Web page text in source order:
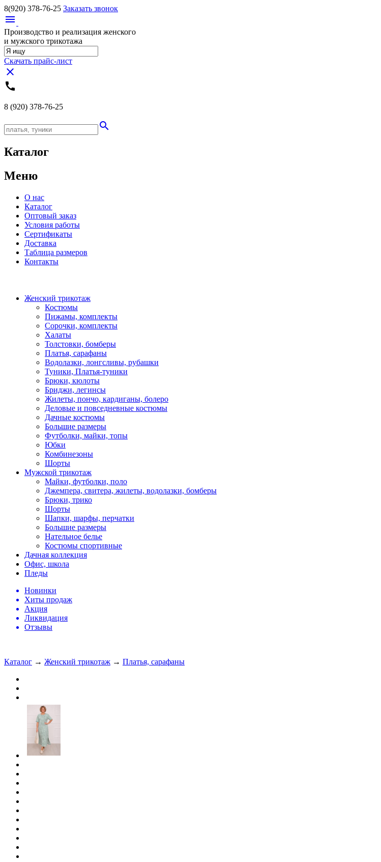
8(920) 378-76-25 Заказать звонок
menu
Производство и реализация женского
и мужского трикотажа
Скачать прайс-лист
close
call
8 (920) 378-76-25
search
Каталог
Меню
О нас
Каталог
Оптовый заказ
Условия работы
Сертификаты
Доставка
Таблица размеров
Контакты
Женский трикотаж
Костюмы
Пижамы, комплекты
Сорочки, комплекты
Халаты
Толстовки, бомберы
Платья, сарафаны
Водолазки, лонгсливы, рубашки
Туники, Платья-туники
Брюки, кюлоты
Бриджи, легинсы
Жилеты, пончо, кардиганы, болеро
Деловые и повседневные костюмы
Дачные костюмы
Большие размеры
Футболки, майки, топы
Юбки
Комбинезоны
Шорты
Мужской трикотаж
Майки, футболки, поло
Джемпера, свитера, жилеты, водолазки, бомберы
Брюки, трико
Шорты
Шапки, шарфы, перчатки
Большие размеры
Нательное белье
Костюмы спортивные
Дачная коллекция
Офис, школа
Пледы
Новинки
Хиты продаж
Акция
Ликвидация
Отзывы
Каталог → Женский трикотаж → Платья, сарафаны